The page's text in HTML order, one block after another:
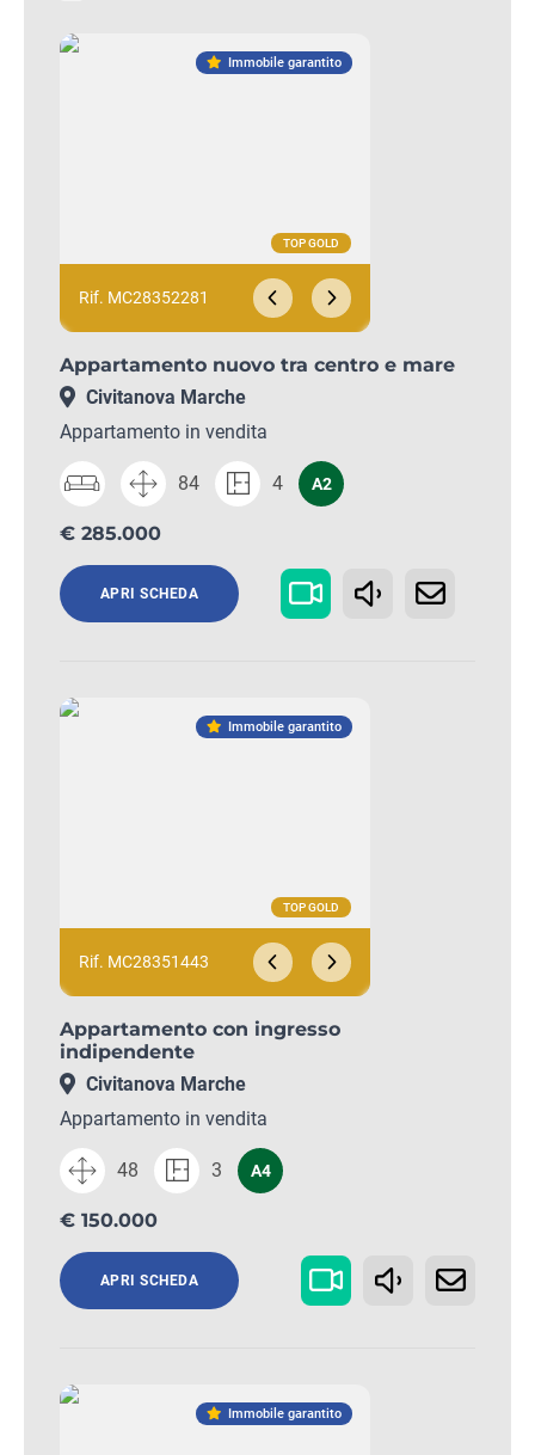
Immobile garantito
Rif. MC28352281
Appartamento nuovo tra centro e mare
Civitanova Marche
Appartamento in vendita
84 4 A2
€ 285.000
APRI SCHEDA
Immobile garantito
Rif. MC28351443
Appartamento con ingresso
indipendente
Civitanova Marche
Appartamento in vendita
48 3 A4
€ 150.000
APRI SCHEDA
Immobile garantito